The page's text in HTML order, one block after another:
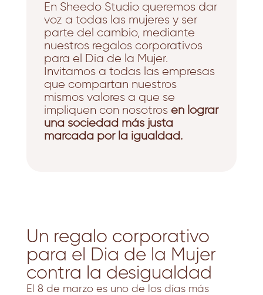
En Sheedo Studio queremos dar
voz a todas las mujeres y ser
parte del cambio, mediante
nuestros regalos corporativos
para el Dia de la Mujer.
Invitamos a todas las empresas
que compartan nuestros
mismos valores a que se
impliquen con nosotrosen lograr
una sociedad más justa
marcada por la igualdad.
Un regalo corporativo
para el Dia de la Mujer
contra la desigualdad
El 8 de marzo es uno de los días más